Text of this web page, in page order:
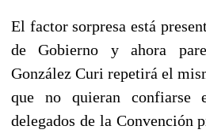
El factor sorpresa está
de Gobierno y ahora
González Curi repetirá el
que no quieran confiarse
delegados de la Convención